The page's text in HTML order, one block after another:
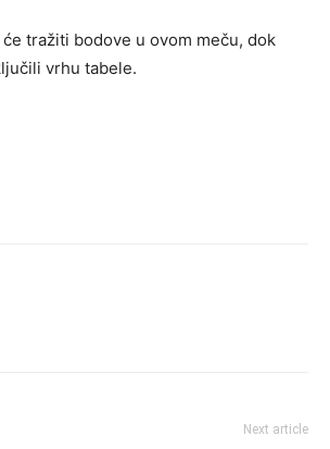
tražiti bodove u ovom meču, dok
vrhu tabele.
Next article